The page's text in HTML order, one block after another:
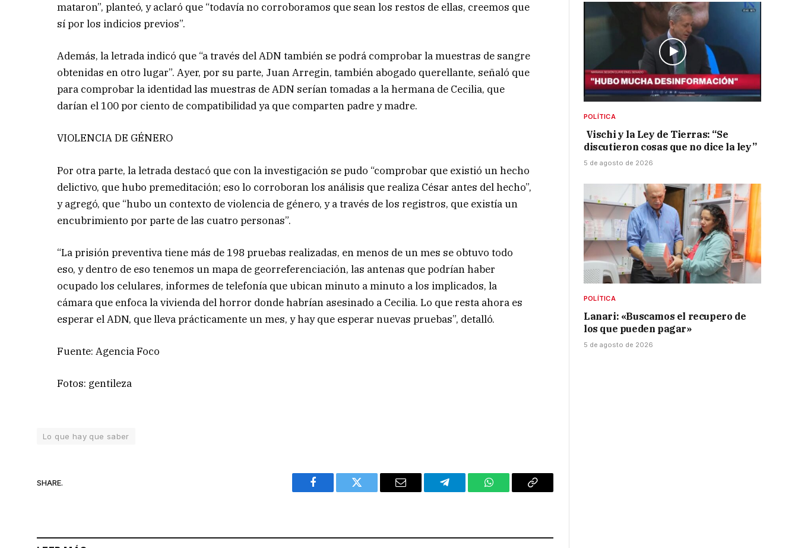
mataron”, planteó, y aclaró que “todavía no corroboramos que sean los restos de ellas, creemos que
sí por los indicios previos”.
Además, la letrada indicó que “a través del ADN también se podrá comprobar la muestras de sangre
obtenidas en otro lugar”. Ayer, por su parte, Juan Arregin, también abogado querellante, señaló que
para comprobar la identidad las muestras de ADN serían tomadas a la hermana de Cecilia, que
darían el 100 por ciento de compatibilidad ya que comparten padre y madre.
VIOLENCIA DE GÉNERO
Por otra parte, la letrada destacó que con la investigación se pudo “comprobar que existió un hecho
delictivo, que hubo premeditación; eso lo corroboran los análisis que realiza César antes del hecho”,
y agregó, que “hubo un contexto de violencia de género, y a través de los registros, que existía un
encubrimiento por parte de las cuatro personas”.
“La prisión preventiva tiene más de 198 pruebas realizadas, en menos de un mes se obtuvo todo
eso, y dentro de eso tenemos un mapa de georreferenciación, las antenas que podrían haber
ocupado los celulares, informes de telefonía que ubican minuto a minuto a los implicados, la
cámara que enfoca la vivienda del horror donde habrían asesinado a Cecilia. Lo que resta ahora es
esperar el ADN, que lleva prácticamente un mes, y hay que esperar nuevas pruebas”, detalló.
Fuente: Agencia Foco
Fotos: gentileza
Lo que hay que saber
SHARE.
Facebook Twitter Email Telegram WhatsAppCopy
POLÍTICA
Vischi y la Ley de Tierras: “Se
discutieron cosas que no dice la ley”
5 de agosto de 2026
POLÍTICA
Lanari: «Buscamos el recupero de
los que pueden pagar»
5 de agosto de 2026